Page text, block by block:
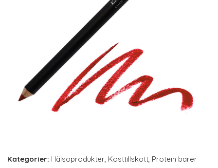
Kategorier: Hälsoprodukter, Kosttillskott, Protein barer